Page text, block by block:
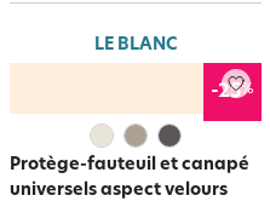
LE BLANC
-25%
Protège-fauteuil et canapé
universels aspect velours